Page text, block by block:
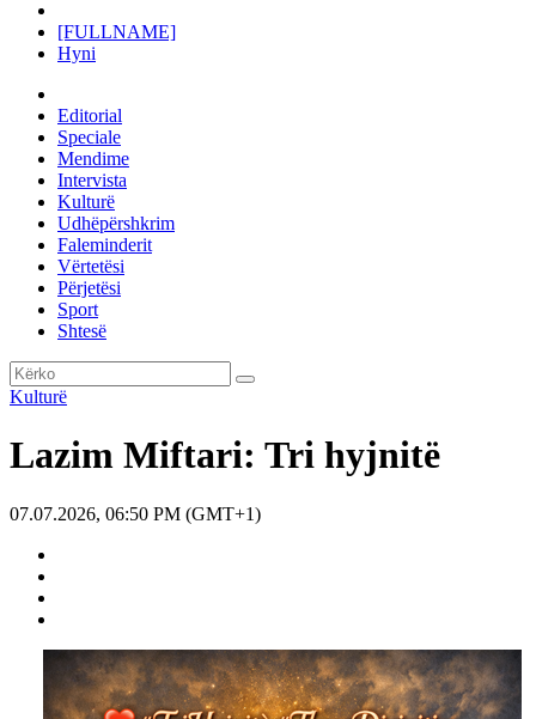
[FULLNAME]
Hyni
Editorial
Speciale
Mendime
Intervista
Kulturë
Udhëpërshkrim
Faleminderit
Vërtetësi
Përjetësi
Sport
Shtesë
Kulturë
Lazim Miftari: Tri hyjnitë
07.07.2026, 06:50 PM (GMT+1)